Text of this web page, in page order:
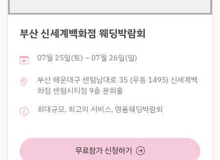
부산 신세계백화점 웨딩박람회
07월 25일(토) ~ 07월 26일(일)
부산 해운대구 센텀남대로 35 (우동 1495) 신세계백
화점 센텀시티점 9층 문화홀
최대규모, 최고의 서비스, 명품웨딩박람회
무료참가 신청하기